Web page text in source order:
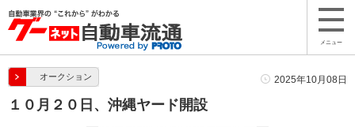
メニュー
オークション 2025年10月08日
１０月２０日、沖縄ヤード開設